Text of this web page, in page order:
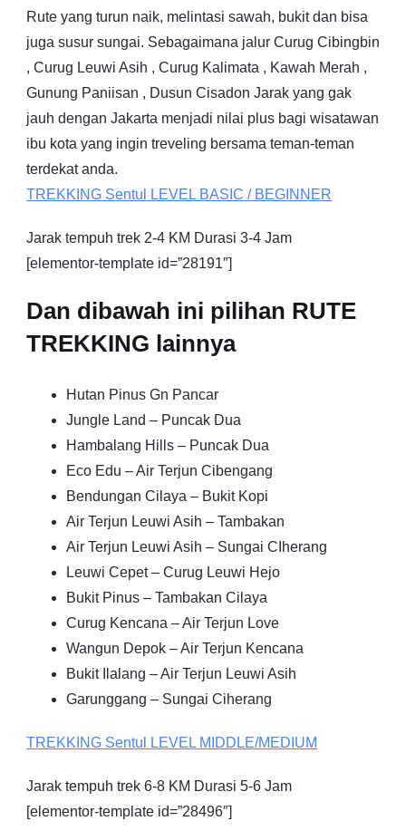
Rute yang turun naik, melintasi sawah, bukit dan bisa
juga susur sungai. Sebagaimana jalur Curug Cibingbin
, Curug Leuwi Asih , Curug Kalimata , Kawah Merah ,
Gunung Paniisan , Dusun Cisadon Jarak yang gak
jauh dengan Jakarta menjadi nilai plus bagi wisatawan
ibu kota yang ingin treveling bersama teman-teman
terdekat anda.
TREKKING Sentul LEVEL BASIC / BEGINNER
Jarak tempuh trek 2-4 KM Durasi 3-4 Jam
[elementor-template id=”28191″]
Dan dibawah ini pilihan RUTE
TREKKING lainnya
Hutan Pinus Gn Pancar
Jungle Land – Puncak Dua
Hambalang Hills – Puncak Dua
Eco Edu – Air Terjun Cibengang
Bendungan Cilaya – Bukit Kopi
Air Terjun Leuwi Asih – Tambakan
Air Terjun Leuwi Asih – Sungai CIherang
Leuwi Cepet – Curug Leuwi Hejo
Bukit Pinus – Tambakan Cilaya
Curug Kencana – Air Terjun Love
Wangun Depok – Air Terjun Kencana
Bukit Ilalang – Air Terjun Leuwi Asih
Garunggang – Sungai Ciherang
TREKKING Sentul LEVEL MIDDLE/MEDIUM
Jarak tempuh trek 6-8 KM Durasi 5-6 Jam
[elementor-template id=”28496″]